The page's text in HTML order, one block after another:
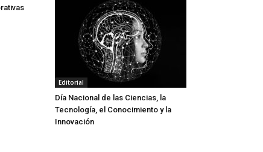
Editorial
Día Nacional de las Ciencias, la
Tecnología, el Conocimiento y la
Innovación